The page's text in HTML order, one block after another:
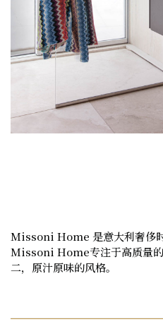
Missoni Home 是意大利奢侈
Missoni Home专注于高质量
二，原汁原味的风格。